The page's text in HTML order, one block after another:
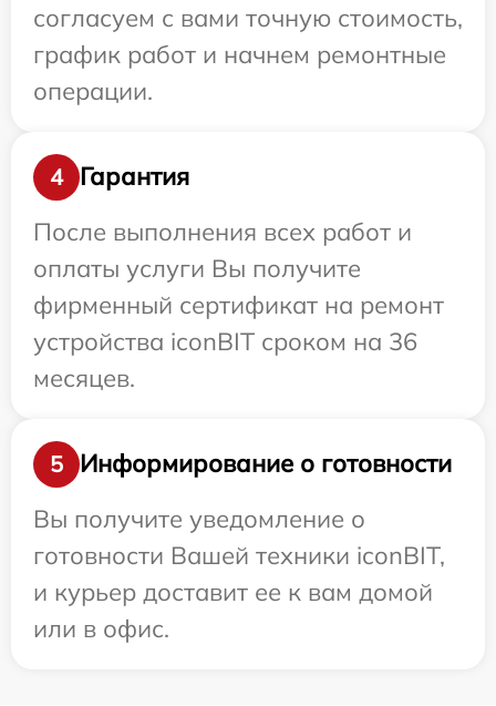
согласуем с вами точную стоимость,
график работ и начнем ремонтные
операции.
4
Гарантия
После выполнения всех работ и
оплаты услуги Вы получите
фирменный сертификат на ремонт
устройства iconBIT сроком на 36
месяцев.
5
Информирование о готовности
Вы получите уведомление о
готовности Вашей техники iconBIT,
и курьер доставит ее к вам домой
или в офис.